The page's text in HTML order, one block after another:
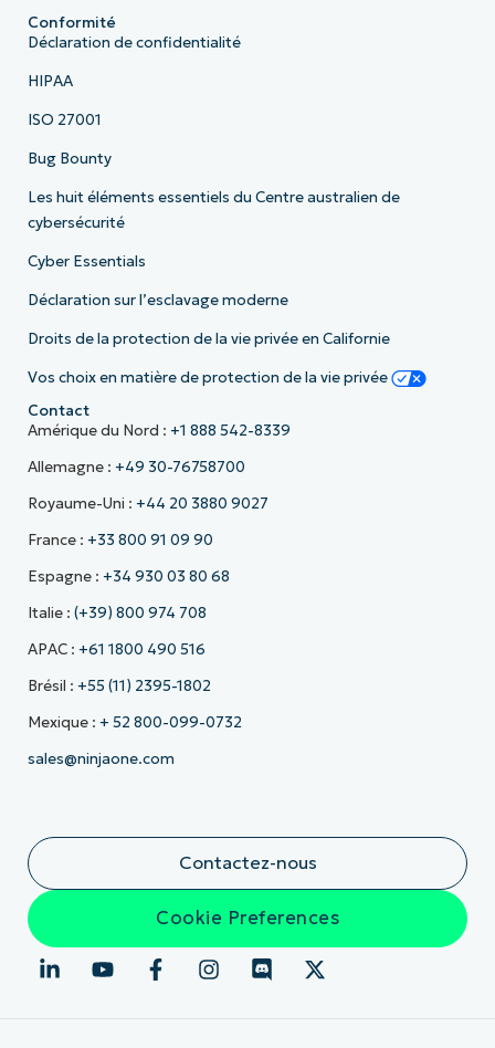
Conformité
Déclaration de confidentialité
HIPAA
ISO 27001
Bug Bounty
Les huit éléments essentiels du Centre australien de
cybersécurité
Cyber Essentials
Déclaration sur l’esclavage moderne
Droits de la protection de la vie privée en Californie
Vos choix en matière de protection de la vie privée
Contact
Amérique du Nord : +1 888 542-8339
Allemagne : +49 30-76758700
Royaume-Uni : +44 20 3880 9027
France : +33 800 91 09 90
Espagne : +34 930 03 80 68
Italie : (+39) 800 974 708
APAC : +61 1800 490 516
Brésil : +55 (11) 2395-1802
Mexique : + 52 800-099-0732
sales@ninjaone.com
Contactez-nous
Cookie Preferences